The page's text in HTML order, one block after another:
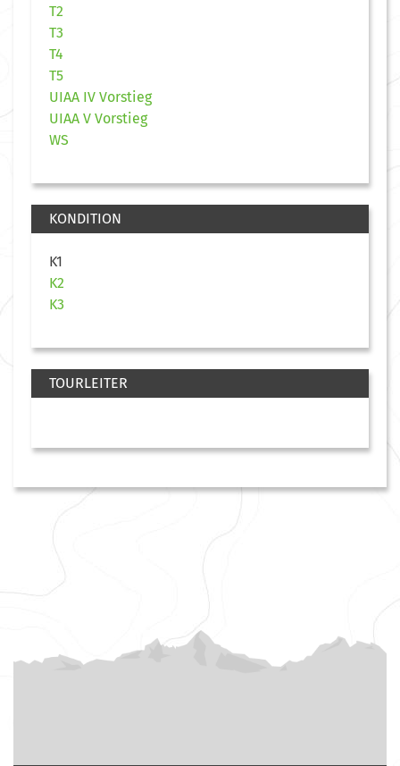
T2
T3
T4
T5
UIAA IV Vorstieg
UIAA V Vorstieg
WS
KONDITION
K1
K2
K3
TOURLEITER